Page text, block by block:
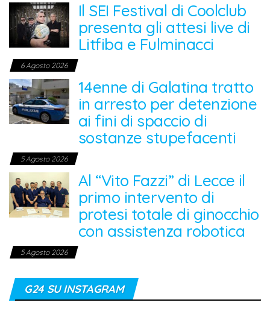
Il SEI Festival di Coolclub
presenta gli attesi live di
Litfiba e Fulminacci
6 Agosto 2026
14enne di Galatina tratto
in arresto per detenzione
ai fini di spaccio di
sostanze stupefacenti
5 Agosto 2026
Al “Vito Fazzi” di Lecce il
primo intervento di
protesi totale di ginocchio
con assistenza robotica
5 Agosto 2026
G24 SU INSTAGRAM